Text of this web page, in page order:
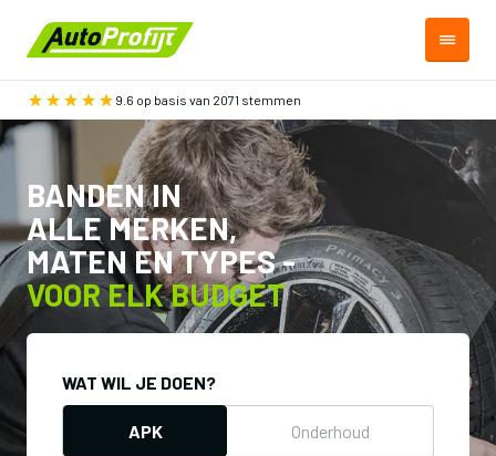
9.6 op basis van 2071 stemmen
BANDEN IN
ALLE MERKEN,
MATEN EN TYPES -
VOOR ELK BUDGET
WAT WIL JE DOEN?
APK Onderhoud